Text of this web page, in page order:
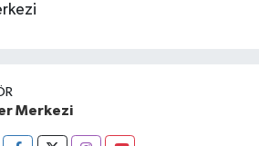
Merkezi